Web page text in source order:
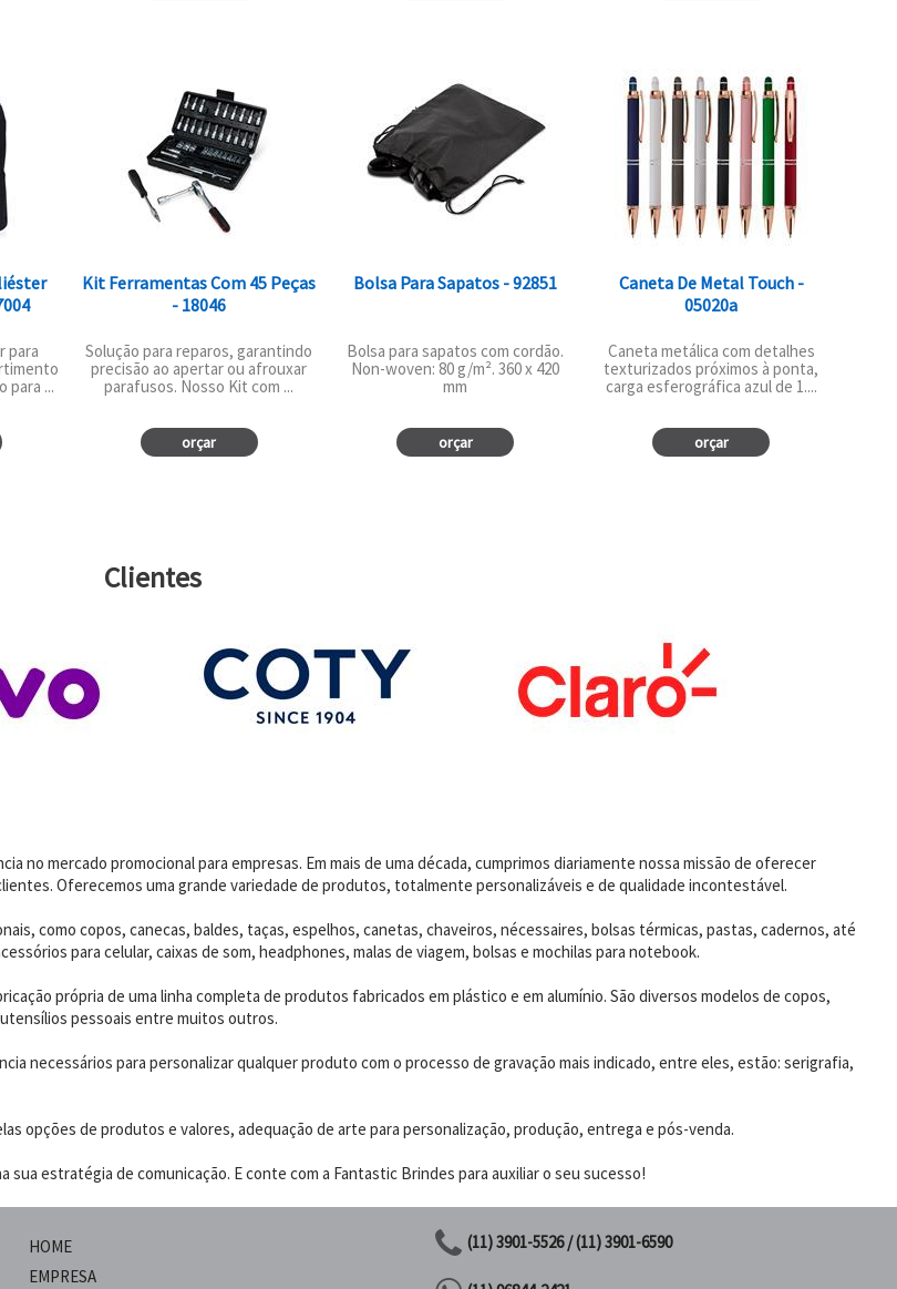
para
para ...
Kit Ferramentas Com 45 Peças
- 18046
Solução para reparos, garantindo
precisão ao apertar ou afrouxar
parafusos. Nosso Kit com ...
orçar
Bolsa Para Sapatos - 92851
Bolsa para sapatos com cordão.
Non-woven: 80 g/m². 360 x 420
mm
orçar
Caneta De Metal Touch -
05020a
Caneta metálica com detalhes
texturizados próximos à ponta,
carga esferográfica azul de 1....
orçar
Clientes
no mercado promocional para empresas. Em mais de uma década, cumprimos diariamente nossa missão de oferecer
Oferecemos uma grande variedade de produtos, totalmente personalizáveis e de qualidade incontestável.
como copos, canecas, baldes, taças, espelhos, canetas, chaveiros, nécessaires, bolsas térmicas, pastas, cadernos, até
para celular, caixas de som, headphones, malas de viagem, bolsas e mochilas para notebook.
própria de uma linha completa de produtos fabricados em plástico e em alumínio. São diversos modelos de copos,
pessoais entre muitos outros.
necessários para personalizar qualquer produto com o processo de gravação mais indicado, entre eles, estão: serigrafia,
opções de produtos e valores, adequação de arte para personalização, produção, entrega e pós-venda.
estratégia de comunicação. E conte com a Fantastic Brindes para auxiliar o seu sucesso!
HOME
EMPRESA
(11) 3901-5526 / (11) 3901-6590